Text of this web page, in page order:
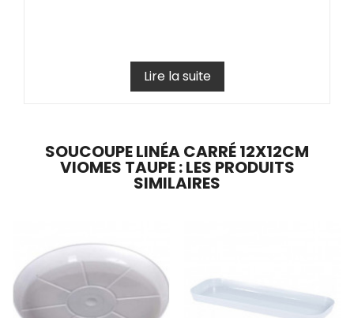
Lire la suite
SOUCOUPE LINÉA CARRÉ 12X12CM
VIOMES TAUPE : LES PRODUITS
SIMILAIRES